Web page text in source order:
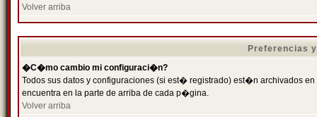
Volver arriba
Preferencias
�C�mo cambio mi configuraci�n?
Todos sus datos y configuraciones (si est� registrado) est�n archivados
encuentra en la parte de arriba de cada p�gina.
Volver arriba